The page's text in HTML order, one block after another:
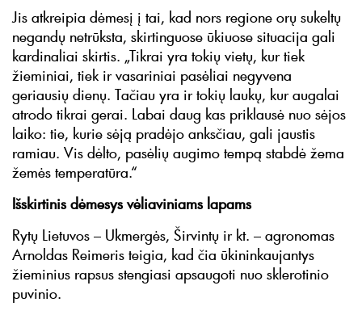
Jis atkreipia dėmesį į tai, kad nors regione orų sukeltų
negandų netrūksta, skirtinguose ūkiuose situacija gali
kardinaliai skirtis. „Tikrai yra tokių vietų, kur tiek
žieminiai, tiek ir vasariniai pasėliai negyvena
geriausių dienų. Tačiau yra ir tokių laukų, kur augalai
atrodo tikrai gerai. Labai daug kas priklausė nuo sėjos
laiko: tie, kurie sėją pradėjo anksčiau, gali jaustis
ramiau. Vis dėlto, pasėlių augimo tempą stabdė žema
žemės temperatūra.“
Išskirtinis dėmesys vėliaviniams lapams
Rytų Lietuvos – Ukmergės, Širvintų ir kt. – agronomas
Arnoldas Reimeris teigia, kad čia ūkininkaujantys
žieminius rapsus stengiasi apsaugoti nuo sklerotinio
puvinio.